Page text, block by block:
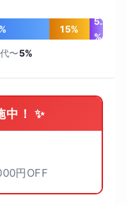
15%
5
%
〜5%
中！ ✨
円OFF